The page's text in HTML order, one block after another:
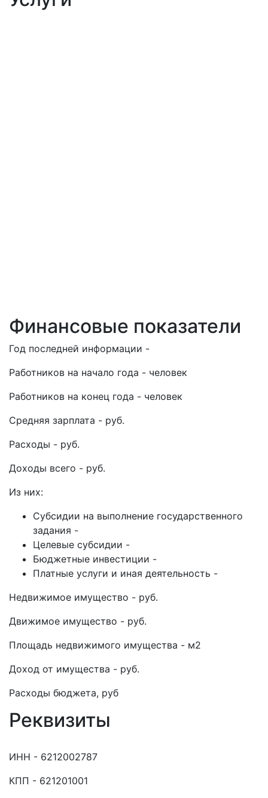
Финансовые показатели
Год последней информации -
Работников на начало года - человек
Работников на конец года - человек
Средняя зарплата - руб.
Расходы - руб.
Доходы всего - руб.
Из них:
Субсидии на выполнение государственного
задания -
Целевые субсидии -
Бюджетные инвестиции -
Платные услуги и иная деятельность -
Недвижимое имущество - руб.
Движимое имущество - руб.
Площадь недвижимого имущества - м2
Доход от имущества - руб.
Расходы бюджета, руб
Реквизиты
ИНН - 6212002787
КПП - 621201001